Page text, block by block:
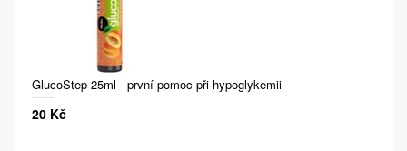
GlucoStep 25ml - první pomoc při hypoglykemii
20 Kč